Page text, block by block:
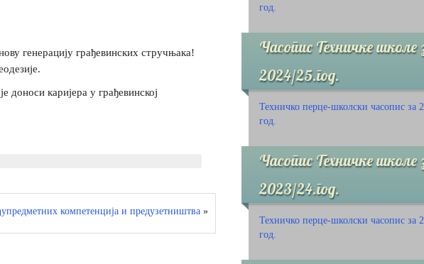
генерацију грађевинских стручњака!
каријера у грађевинској
компетенција и предузетништва»
год.
Часопис Техничке школе
2024/25.год.
Техничко перце-школски часопис за
год.
Часопис Техничке школе
2023/24.год.
Техничко перце-школски часопис за
год.